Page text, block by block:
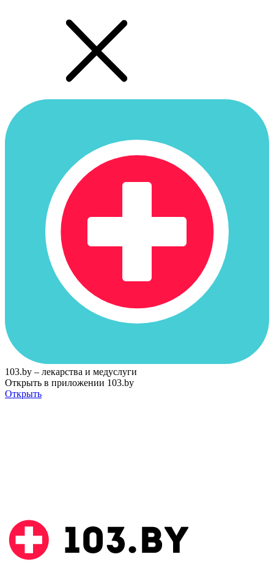
103.by – лекарства и медуслуги
Открыть в приложении 103.by
Открыть